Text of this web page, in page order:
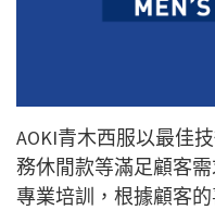
AOKI青木西服以最佳
務休閒款等滿足顧客
專業培訓，根據顧客